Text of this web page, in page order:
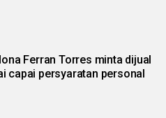
Ferran Torres minta dijual
capai persyaratan personal